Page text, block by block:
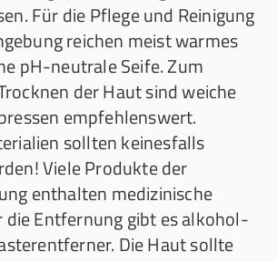
Für die Pflege und Reinigung
reichen meist warmes
pH-neutrale Seife. Zum
der Haut sind weiche
empfehlenswert.
sollten keinesfalls
Viele Produkte der
enthalten medizinische
die Entfernung gibt es alkohol-
Die Haut sollte